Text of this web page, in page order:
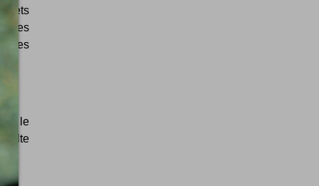
ces
le
culte